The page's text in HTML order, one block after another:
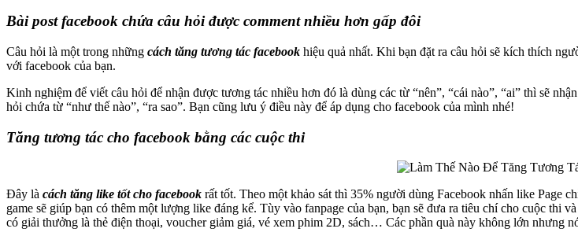
Bài post facebook chứa câu hỏi được comment nhiều hơn gấp đôi
Câu hỏi là một trong những cách tăng tương tác facebook hiệu quả nhất. Khi bạn đặt ra câu hỏi sẽ kích thích
với facebook của bạn.
Kinh nghiệm để viết câu hỏi để nhận được tương tác nhiều hơn đó là dùng các từ “nên”, “cái nào”, “ai” thì sẽ
hỏi chứa từ “như thế nào”, “ra sao”. Bạn cũng lưu ý điều này để áp dụng cho facebook của mình nhé!
Tăng tương tác cho facebook bằng các cuộc thi
Đây là cách tăng like tốt cho facebook rất tốt. Theo một khảo sát thì 35% người dùng Facebook nhấn like Page
game sẽ giúp bạn có thêm một lượng like đáng kể. Tùy vào fanpage của bạn, bạn sẽ đưa ra tiêu chí cho cuộc thi
có giải thưởng là thẻ điện thoại, voucher giảm giá, vé xem phim 2D, sách… Các phần quà này không lớn nhưng